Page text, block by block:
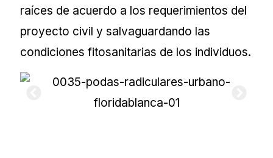
raíces de acuerdo a los requerimientos del
proyecto civil y salvaguardando las
condiciones fitosanitarias de los individuos.